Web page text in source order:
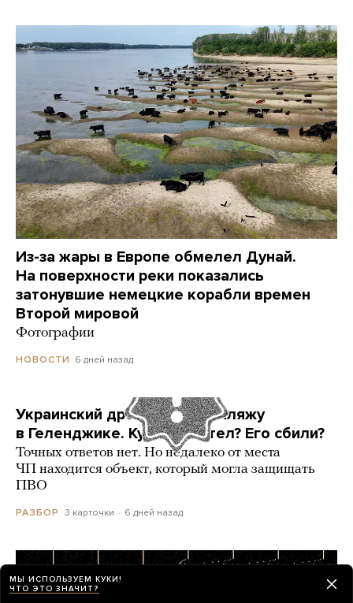
Из-за жары в Европе обмелел Дунай.
На поверхности реки показались
затонувшие немецкие корабли времен
Второй мировой
Фотографии
НОВОСТИ 6 дней назад
Украинский дрон попал по пляжу
в Геленджике. Куда он летел? Его сбили?
Точных ответов нет. Но недалеко от места
ЧП находится объект, который могла защищать
ПВО
РАЗБОР 3 карточки 6 дней назад
МЫ ИСПОЛЬЗУЕМ КУКИ!
ЧТО ЭТО ЗНАЧИТ?